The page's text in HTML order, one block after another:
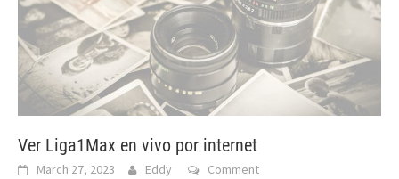
Ver Liga1Max en vivo por internet
March 27, 2023 Eddy Comment